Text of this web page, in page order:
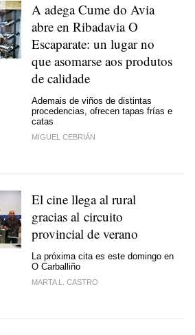
A adega Cume do Avia
abre en Ribadavia O
Escaparate: un lugar no
que asomarse aos produtos
de calidade
Ademais de viños de distintas
procedencias, ofrecen tapas frías e
catas
MIGUEL CEBRIÁN
El cine llega al rural
gracias al circuito
provincial de verano
La próxima cita es este domingo en
O Carballiño
MARTA L. CASTRO